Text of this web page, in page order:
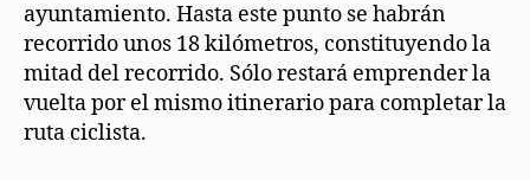
ayuntamiento. Hasta este punto se habrán
recorrido unos 18 kilómetros, constituyendo la
mitad del recorrido. Sólo restará emprender la
vuelta por el mismo itinerario para completar la
ruta ciclista.